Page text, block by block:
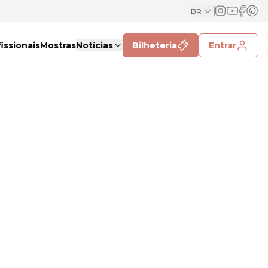
BR
MostrasNotícias Bilheteria Entrar